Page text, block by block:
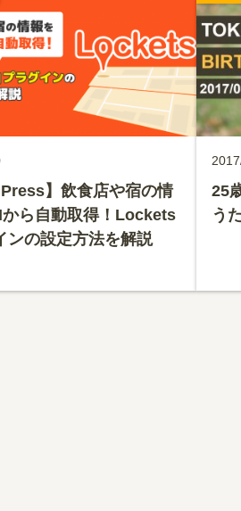
】飲食店や宿の情
ら自動取得！Lockets
ンの設定方法を解説
25
う